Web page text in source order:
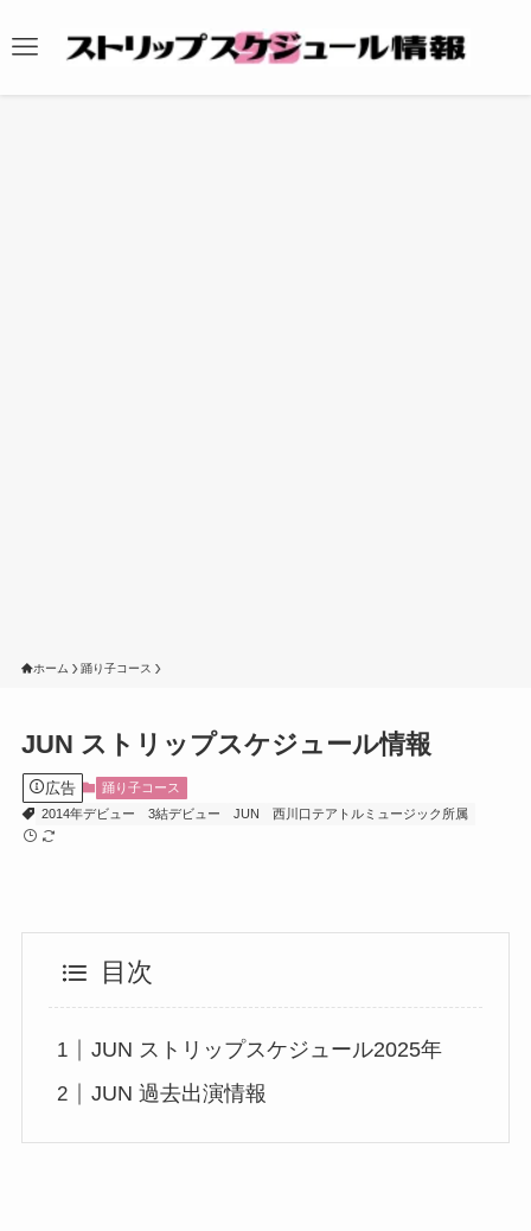
ホーム 踊り子コース
JUN ストリップスケジュール情報
広告
踊り子コース
2014年デビュー
3結デビュー JUN 西川口テアトルミュージック所属
目次
JUN ストリップスケジュール2025年
JUN 過去出演情報